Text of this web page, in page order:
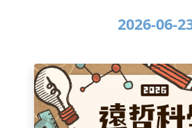
2026-06-